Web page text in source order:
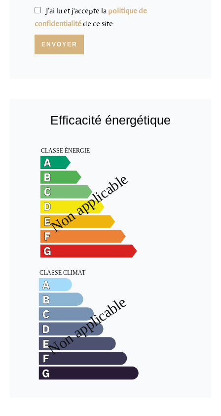
J’ai lu et j'accepte la politique de
confidentialitéde ce site
ENVOYER
Efficacité énergétique